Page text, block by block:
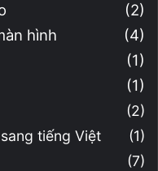
(2)
hình
(4)
(1)
(1)
(2)
tiếng Việt
(1)
(7)